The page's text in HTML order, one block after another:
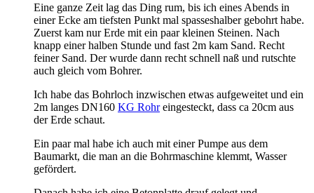
Eine ganze Zeit lag das Ding rum, bis ich eines Abends in
einer Ecke am tiefsten Punkt mal spasseshalber gebohrt habe.
Zuerst kam nur Erde mit ein paar kleinen Steinen. Nach
knapp einer halben Stunde und fast 2m kam Sand. Recht
feiner Sand. Der wurde dann recht schnell naß und rutschte
auch gleich vom Bohrer.
Ich habe das Bohrloch inzwischen etwas aufgeweitet und ein
2m langes DN160 KG Rohreingesteckt, dass ca 20cm aus
der Erde schaut.
Ein paar mal habe ich auch mit einer Pumpe aus dem
Baumarkt, die man an die Bohrmaschine klemmt, Wasser
gefördert.